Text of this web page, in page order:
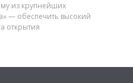
из крупнейших
— обеспечить высокий
открытия